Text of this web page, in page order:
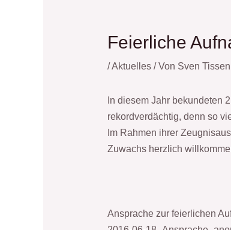
Feierliche
/Aktuelles/ Von Sven Tissen
In diesem Jahr bekundeten
rekordverdächtig, denn so
Im Rahmen ihrer
Zuwachs herzlich
Ansprache zur feierlichen